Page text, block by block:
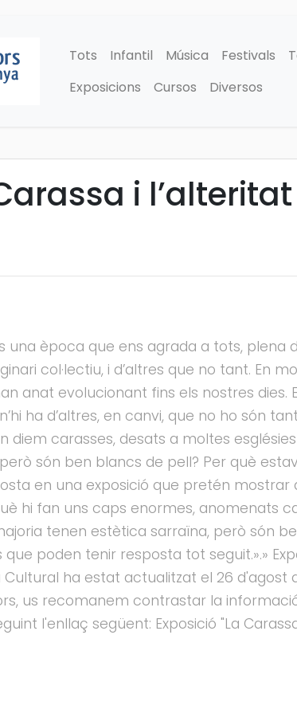
Tots Infantil Música Festivals
Exposicions
Cursos Diversos
i
una època que ens agrada a tots,
col·lectiu, i d’altres que no tant. En
anat evolucionant fins els nostres
ha d’altres, en canvi, que no ho són
diem carasses, desats a moltes
són ben blancs de pell? Per què
en una exposició que pretén
hi fan uns caps enormes, anomenats
tenen estètica sarraïna, però són
poden tenir resposta tot seguit.».»
ha estat actualitzat el 26 d'agost
us recomanem contrastar la
l'enllaç següent: Exposició "La